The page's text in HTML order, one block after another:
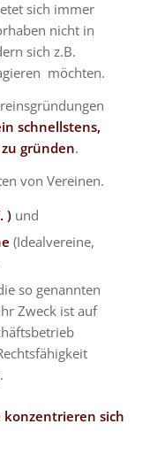
sich immer
nicht in
sich z.B.
möchten.
schnellstens,
gründen.
von Vereinen.
) und
(Idealvereine,
so genannten
Zweck ist auf
konzentrieren sich